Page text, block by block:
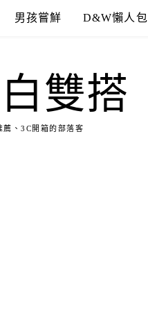
男孩嘗鮮 D&W懶人包
雙搭
薦、3C開箱的部落客